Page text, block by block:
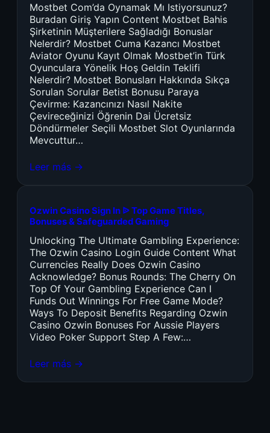
Mostbet Com’da Oynamak Mı Istiyorsunuz?
Buradan Giriş Yapın Content Mostbet Bahis
Şirketinin Müşterilere Sağladığı Bonuslar
Nelerdir? Mostbet Cuma Kazancı Mostbet
Aviator Oyunu Kayıt Olmak Mostbet’in Türk
Oyunculara Yönelik Hoş Geldin Teklifi
Nelerdir? Mostbet Bonusları Hakkında Sıkça
Sorulan Sorular Betist Bonusu Paraya
Çevirme: Kazancınızı Nasıl Nakite
Çevireceğinizi Öğrenin Dai Ücretsiz
Döndürmeler Seçili Mostbet Slot Oyunlarında
Mevcuttur…
Leer más →
Ozwin Casino Sign In ᐉ Top Game Titles,
Bonuses & Safeguarded Gaming
Unlocking The Ultimate Gambling Experience:
The Ozwin Casino Login Guide Content What
Currencies Really Does Ozwin Casino
Acknowledge? Bonus Rounds: The Cherry On
Top Of Your Gambling Experience Can I
Funds Out Winnings For Free Game Mode?
Ways To Deposit Benefits Regarding Ozwin
Casino Ozwin Bonuses For Aussie Players
Video Poker Support Step A Few:…
Leer más →